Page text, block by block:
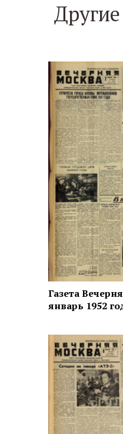
Другие
Газета
январь 1952